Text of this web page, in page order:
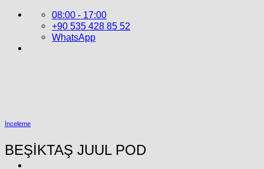
İçeriğe
08:00 - 17:00
+90 535 428 85 52
WhatsApp
İnceleme
BEŞİKTAŞ JUUL POD